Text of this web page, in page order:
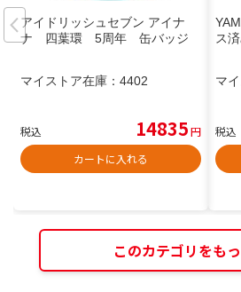
アイドリッシュセブン アイナ
ナ 四葉環 5周年 缶バッジ
マイストア在庫： 4402
税込 14835円
カートに入れる
ス
マ
税込
このカテゴリをも